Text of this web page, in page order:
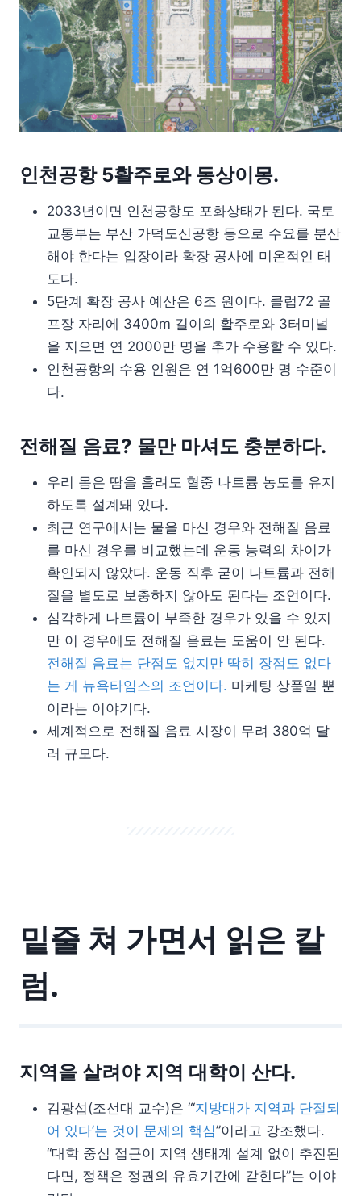
인천공항 5활주로와 동상이몽.
2033년이면 인천공항도 포화상태가 된다. 국토
교통부는 부산 가덕도신공항 등으로 수요를 분산
해야 한다는 입장이라 확장 공사에 미온적인 태
도다.
5단계 확장 공사 예산은 6조 원이다. 클럽72 골
프장 자리에 3400m 길이의 활주로와 3터미널
을 지으면 연 2000만 명을 추가 수용할 수 있다.
인천공항의 수용 인원은 연 1억600만 명 수준이
다.
전해질 음료? 물만 마셔도 충분하다.
우리 몸은 땀을 흘려도 혈중 나트륨 농도를 유지
하도록 설계돼 있다.
최근 연구에서는 물을 마신 경우와 전해질 음료
를 마신 경우를 비교했는데 운동 능력의 차이가
확인되지 않았다. 운동 직후 굳이 나트륨과 전해
질을 별도로 보충하지 않아도 된다는 조언이다.
심각하게 나트륨이 부족한 경우가 있을 수 있지
만 이 경우에도 전해질 음료는 도움이 안 된다.
전해질 음료는 단점도 없지만 딱히 장점도 없다
는 게 뉴욕타임스의 조언이다. 마케팅 상품일 뿐
이라는 이야기다.
세계적으로 전해질 음료 시장이 무려 380억 달
러 규모다.
밑줄 쳐 가면서 읽은 칼
럼.
지역을 살려야 지역 대학이 산다.
김광섭(조선대 교수)은 “‘지방대가 지역과 단절되
어 있다’는 것이 문제의 핵심”이라고 강조했다.
“대학 중심 접근이 지역 생태계 설계 없이 추진된
다면, 정책은 정권의 유효기간에 갇힌다”는 이야